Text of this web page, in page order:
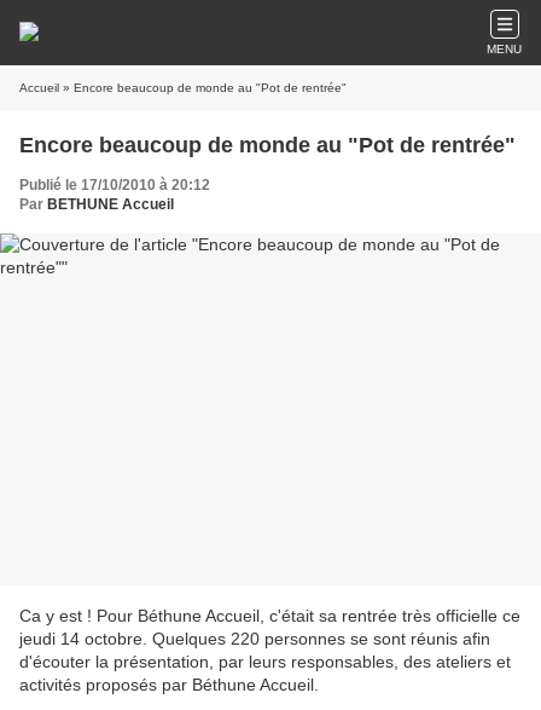
MENU
Accueil » Encore beaucoup de monde au "Pot de rentrée"
Encore beaucoup de monde au "Pot de rentrée"
Publié le 17/10/2010 à 20:12
Par BETHUNE Accueil
Ca y est ! Pour Béthune Accueil, c'était sa rentrée très officielle ce
jeudi 14 octobre. Quelques 220 personnes se sont réunis afin
d'écouter la présentation, par leurs responsables, des ateliers et
activités proposés par Béthune Accueil.